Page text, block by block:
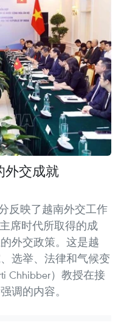
外交成就
反映了越南外交工作
席时代所取得的成
外交政策。这是越
选举、法律和气候变
Chhibber）教授在接
调的内容。